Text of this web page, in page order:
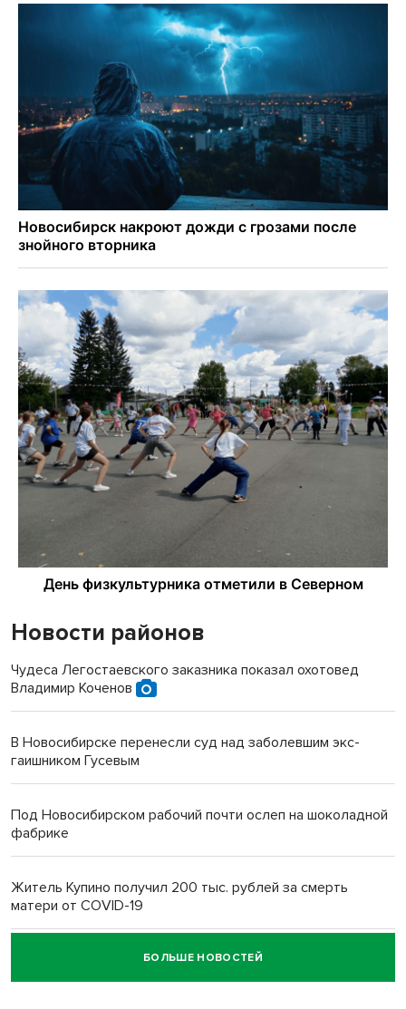
Новости районов
Чудеса Легостаевского заказника показал охотовед
Владимир Коченов
В Новосибирске перенесли суд над заболевшим экс-
гаишником Гусевым
Под Новосибирском рабочий почти ослеп на шоколадной
фабрике
Житель Купино получил 200 тыс. рублей за смерть
матери от COVID-19
Новосибирский суд наказал водителя за смерть
пенсионерки на вокзале
БОЛЬШЕ НОВОСТЕЙ